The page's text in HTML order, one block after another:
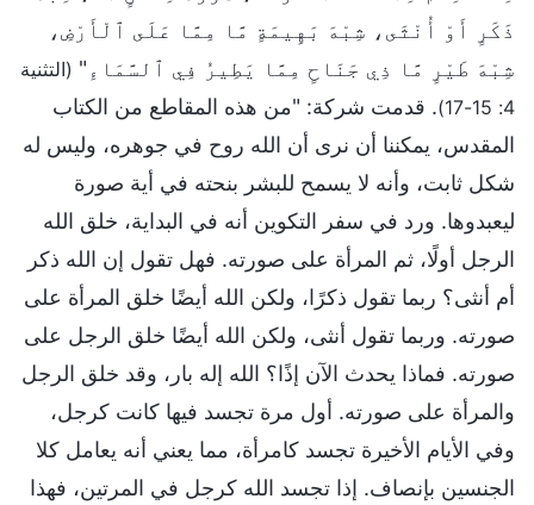
ذَكَرٍ أَوْ أُنْثَى، شِبْهَ بَهِيمَةٍ مَّا مِمَّا عَلَى ٱلْأَرْضِ،
شِبْهَ طَيْرٍ مَّا ذِي جَنَاحٍ مِمَّا يَطِيرُ فِي ٱلسَّمَاءِ" (التثنية
4: 15-17)
. قدمت شركة: "من هذه المقاطع من الكتاب
المقدس، يمكننا أن نرى أن الله روح في جوهره، وليس له
شكل ثابت، وأنه لا يسمح للبشر بنحته في أية صورة
ليعبدوها. ورد في سفر التكوين أنه في البداية، خلق الله
الرجل أولًا، ثم المرأة على صورته. فهل تقول إن الله ذكر
أم أنثى؟ ربما تقول ذكرًا، ولكن الله أيضًا خلق المرأة على
صورته. وربما تقول أنثى، ولكن الله أيضًا خلق الرجل على
صورته. فماذا يحدث الآن إذًا؟ الله إله بار، وقد خلق الرجل
والمرأة على صورته. أول مرة تجسد فيها كانت كرجل،
وفي الأيام الأخيرة تجسد كامرأة، مما يعني أنه يعامل كلا
الجنسين بإنصاف. إذا تجسد الله كرجل في المرتين، فهذا